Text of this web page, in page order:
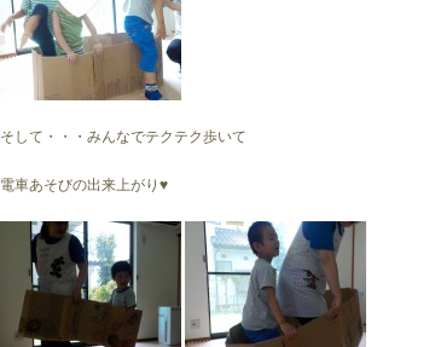
そして・・・みんなでテクテク歩いて
電車あそびの出来上がり♥